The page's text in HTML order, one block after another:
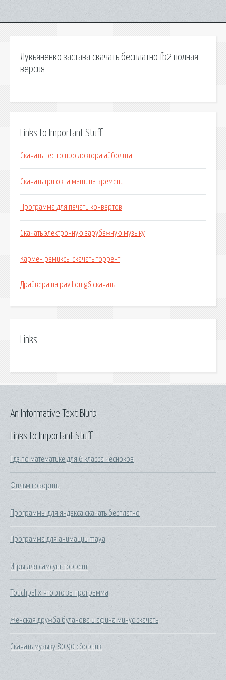
Лукьяненко застава скачать бесплатно fb2 полная
версия
Links to Important Stuff
Скачать песню про доктора айболита
Скачать три окна машина времени
Программа для печати конвертов
Скачать электронную зарубежную музыку
Кармен ремиксы скачать торрент
Драйвера на pavilion g6 скачать
Links
Links to Important Stuff
Гдз по математике для 6 класса чесноков
Фильм говорить
Программы для яндекса скачать бесплатно
Программа для анимации maya
Игры для самсунг торрент
Touchpal x что это за программа
Женская дружба буланова и афина минус скачать
Скачать музыку 80 90 сборник
An Informative Text Blurb